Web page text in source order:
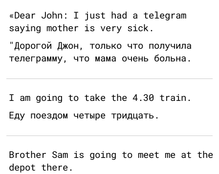
«Dear John: I just had a telegram
saying mother is very sick.
"Дорогой Джон, только что получила
телеграмму, что мама очень больна.
I am going to take the 4.30 train.
Еду поездом четыре тридцать.
Brother Sam is going to meet me at the
depot there.